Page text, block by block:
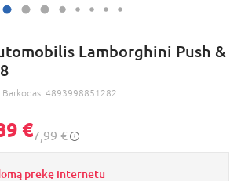
Lamborghini Push &
Barkodas: 4893998851282
€7,99 €
prekę internetu